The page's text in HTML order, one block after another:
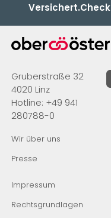
Versichert.Check
Gruberstraße 32
4020 Linz
Hotline: +49 941
280788-0
Wir über uns
Presse
Impressum
Rechtsgrundlagen